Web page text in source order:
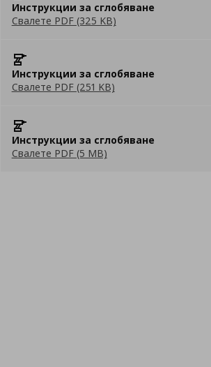
Инструкции за сглобяване
Свалете PDF (325 KB)
Инструкции за сглобяване
Свалете PDF (251 KB)
Инструкции за сглобяване
Свалете PDF (5 MB)